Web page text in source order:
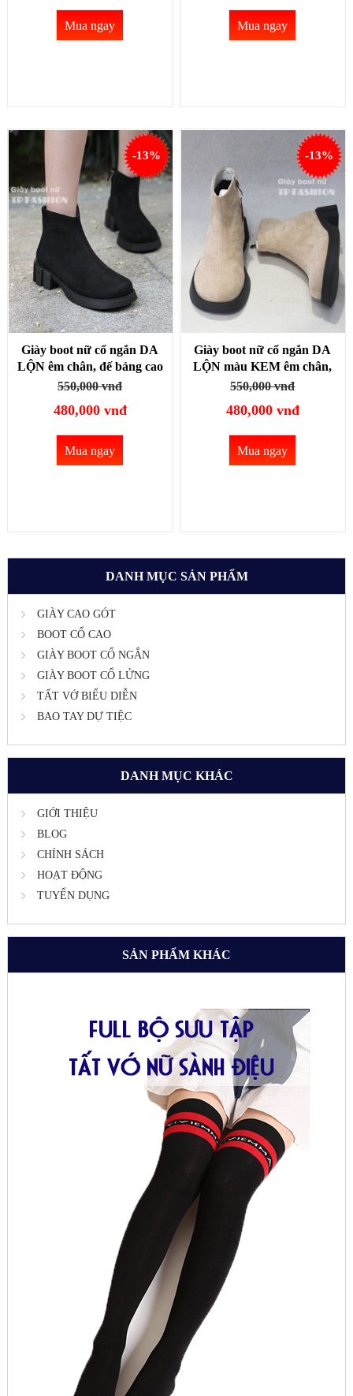
Mua ngay Mua ngay
Giày boot nữ cổ ngắn DA
LỘN êm chân, đế bảng cao
4.5cm ĐƠN GIẢN thoải
550,000 vnđ
480,000 vnđ
Mua ngay
-13%
Giày boot nữ cổ ngắn DA
LỘN màu KEM êm chân,
đế bảng cao 4.5cm ĐƠN
GBN19B
550,000 vnđ
480,000 vnđ
Mua ngay
-13%
DANH MỤC SẢN PHẨM
GIÀY CAO GÓT
BOOT CỔ CAO
GIÀY BOOT CỔ NGẮN
GIÀY BOOT CỔ LỬNG
TẤT VỚ BIỂU DIỄN
BAO TAY DỰ TIỆC
DANH MỤC KHÁC
GIỚI THIỆU
BLOG
CHÍNH SÁCH
HOẠT ĐỘNG
TUYỂN DỤNG
SẢN PHẨM KHÁC